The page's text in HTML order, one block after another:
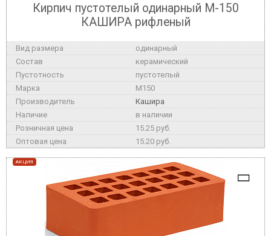
Кирпич пустотелый одинарный М-150
КАШИРА рифленый
одинарный
керамический
пустотелый
M150
Кашира
в наличии
15.25 руб.
15.20 руб.
АКЦИЯ